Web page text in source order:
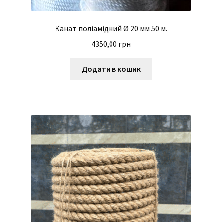
Канат поліамідний Ø 20 мм 50 м.
4350,00 грн
Додати в кошик